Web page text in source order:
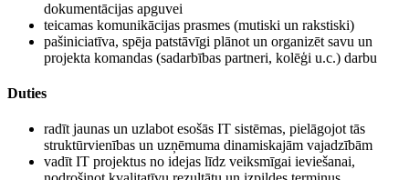
dokumentācijas apguvei
teicamas komunikācijas prasmes (mutiski un rakstiski)
pašiniciatīva, spēja patstāvīgi plānot un organizēt savu un
projekta komandas (sadarbības partneri, kolēģi u.c.) darbu
Duties
radīt jaunas un uzlabot esošās IT sistēmas, pielāgojot tās
struktūrvienības un uzņēmuma dinamiskajām vajadzībām
vadīt IT projektus no idejas līdz veiksmīgai ieviešanai,